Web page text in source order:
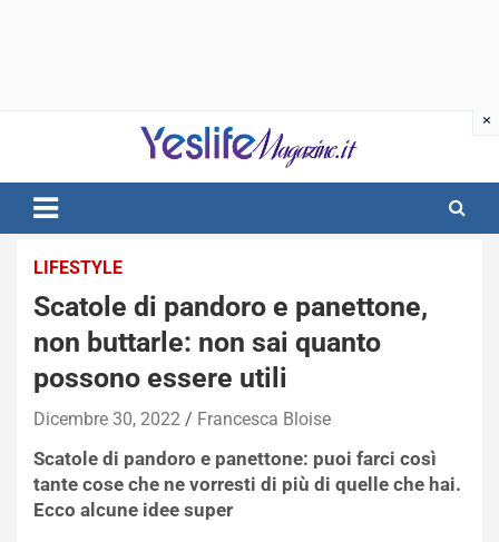
notizie di intrattenimento
LIFESTYLE
Scatole di pandoro e panettone,
non buttarle: non sai quanto
possono essere utili
Dicembre 30, 2022 Francesca Bloise
Scatole di pandoro e panettone: puoi farci così
tante cose che ne vorresti di più di quelle che hai.
Ecco alcune idee super